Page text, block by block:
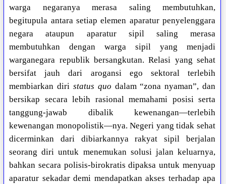
warga negaranya merasa saling membutuhkan,
begitupula antara setiap elemen aparatur penyelenggara
negara ataupun aparatur sipil saling merasa
membutuhkan dengan warga sipil yang menjadi
warganegara republik bersangkutan. Relasi yang sehat
bersifat jauh dari arogansi ego sektoral terlebih
membiarkan diri status quo dalam “zona nyaman”, dan
bersikap secara lebih rasional memahami posisi serta
tanggung-jawab dibalik kewenangan—terlebih
kewenangan monopolistik—nya. Negeri yang tidak sehat
dicerminkan dari dibiarkannya rakyat sipil berjalan
seorang diri untuk menemukan solusi jalan keluarnya,
bahkan secara polisis-birokratis dipaksa untuk menyuap
aparatur sekadar demi mendapatkan akses terhadap apa